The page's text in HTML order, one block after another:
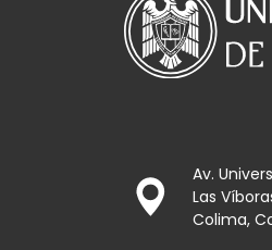
Av.
Las
Colima,